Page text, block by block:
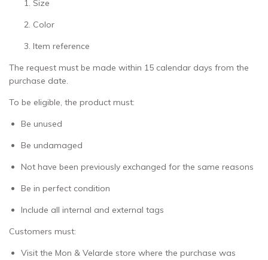
Size
Color
Item reference
The request must be made within 15 calendar days from the
purchase date.
To be eligible, the product must:
Be unused
Be undamaged
Not have been previously exchanged for the same reasons
Be in perfect condition
Include all internal and external tags
Customers must:
Visit the Mon & Velarde store where the purchase was